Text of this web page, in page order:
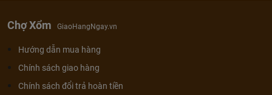
Chợ Xổm GiaoHangNgay.vn
Hướng dẫn mua hàng
Chính sách giao hàng
Chính sách đổi trả hoàn tiền